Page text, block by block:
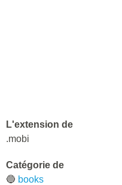
L'extension de
.mobi
Catégorie de
🔵 books